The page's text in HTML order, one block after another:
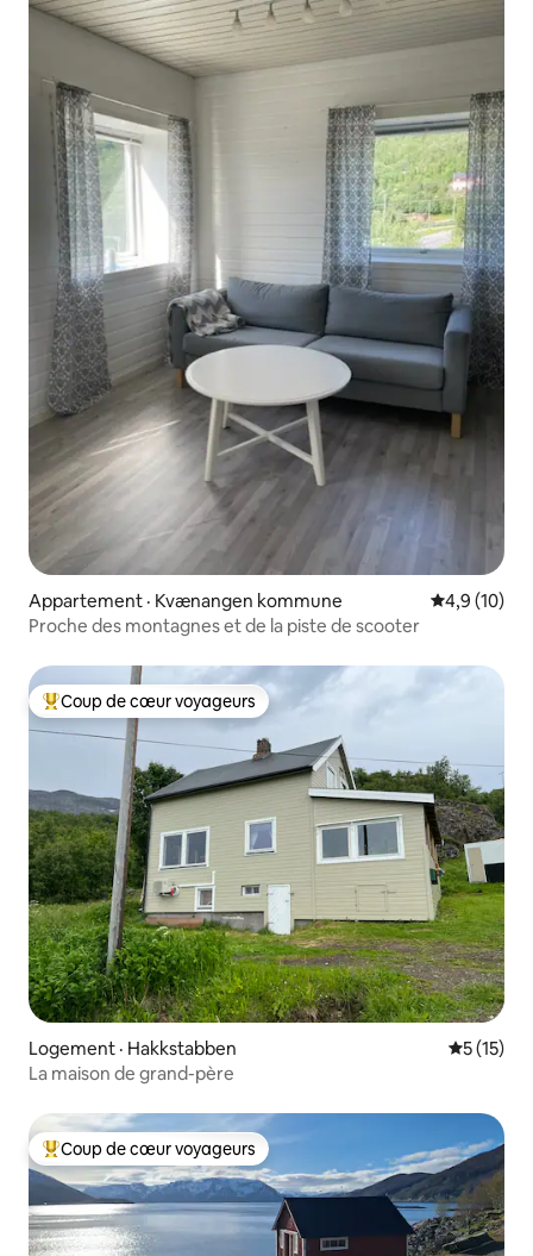
Appartement · Kvænangen kommune Note
4,9 (10)
Proche des montagnes et de la piste de scooter
Coup de cœur voyageurs parmi les plus aimés
Coup de cœur voyageurs
Logement · Hakkstabben Note
5 (15)
La maison de grand-père
Coup de cœur voyageurs parmi les plus aimés
Coup de cœur voyageurs